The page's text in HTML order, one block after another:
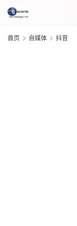
首页 自媒体 抖音